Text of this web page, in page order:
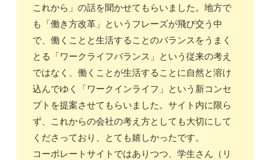
これから」の話を聞かせてもらいました。地方で
も「働き方改革」というフレーズが飛び交う中
で、働くことと生活することのバランスをうまく
とる「ワークライフバランス」という従来の考え
ではなく、働くことが生活することに自然と溶け
込んでゆく「ワークインライフ」という新コンセ
プトを提案させてもらいました。サイト内に限ら
ず、これからの会社の考え方としても大切にして
くださっており、とても嬉しかったです。
コーポレートサイトではありつつ、学生さん（リ